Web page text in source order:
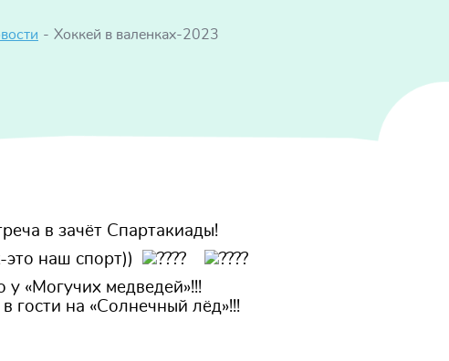
- Хоккей в валенках-2023
в зачёт Спартакиады!
это наш спорт))
у «Могучих медведей»!!!
гости на «Солнечный лёд»!!!